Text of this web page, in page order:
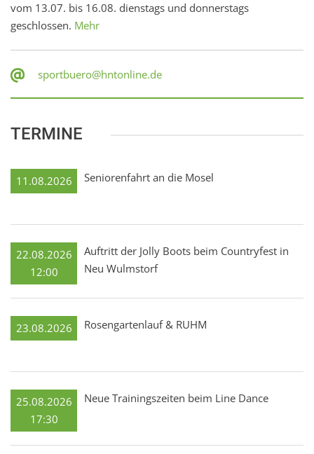
vom 13.07. bis 16.08. dienstags und donnerstags
geschlossen. Mehr
sportbuero@hntonline.de
TERMINE
11.08.2026 Seniorenfahrt an die Mosel
22.08.2026
12:00
Auftritt der Jolly Boots beim Countryfest in
Neu Wulmstorf
23.08.2026 Rosengartenlauf & RUHM
25.08.2026
17:30
Neue Trainingszeiten beim Line Dance